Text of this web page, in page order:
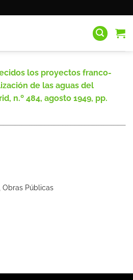
los proyectos franco-
de las aguas del
n.º 484, agosto 1949, pp.
Obras Públicas